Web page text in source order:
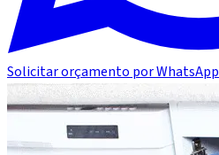
Solicitar orçamento por WhatsApp